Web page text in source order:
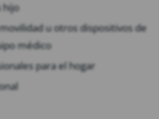
hijo
u otros dispositivos de
médico
para el hogar